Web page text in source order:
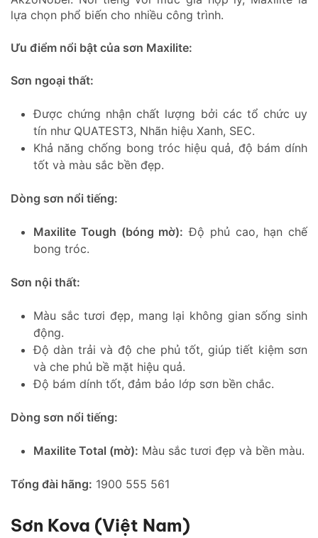
lựa chọn phổ biến cho nhiều công trình.
Ưu điểm nổi bật của sơn Maxilite:
Sơn ngoại thất:
Được chứng nhận chất lượng bởi các tổ chức uy
tín như QUATEST3, Nhãn hiệu Xanh, SEC.
Khả năng chống bong tróc hiệu quả, độ bám dính
tốt và màu sắc bền đẹp.
Dòng sơn nổi tiếng:
Maxilite Tough (bóng mờ): Độ phủ cao, hạn chế
bong tróc.
Sơn nội thất:
Màu sắc tươi đẹp, mang lại không gian sống sinh
động.
Độ dàn trải và độ che phủ tốt, giúp tiết kiệm sơn
và che phủ bề mặt hiệu quả.
Độ bám dính tốt, đảm bảo lớp sơn bền chắc.
Dòng sơn nổi tiếng:
Maxilite Total (mờ): Màu sắc tươi đẹp và bền màu.
Tổng đài hãng: 1900 555 561
Sơn Kova (Việt Nam)